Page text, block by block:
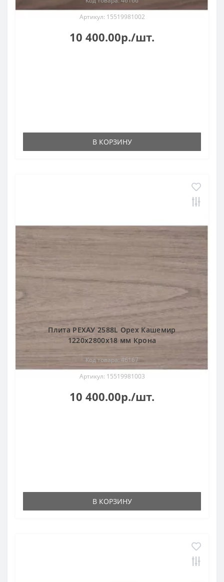
Артикул: 15519981002
10 400.00р./шт.
В КОРЗИНУ
Плита РЕХАУ 2588L Орех Кашемир
1220x2800x18 мм Крона
Код товара: 46167
Артикул: 15519981003
10 400.00р./шт.
В КОРЗИНУ